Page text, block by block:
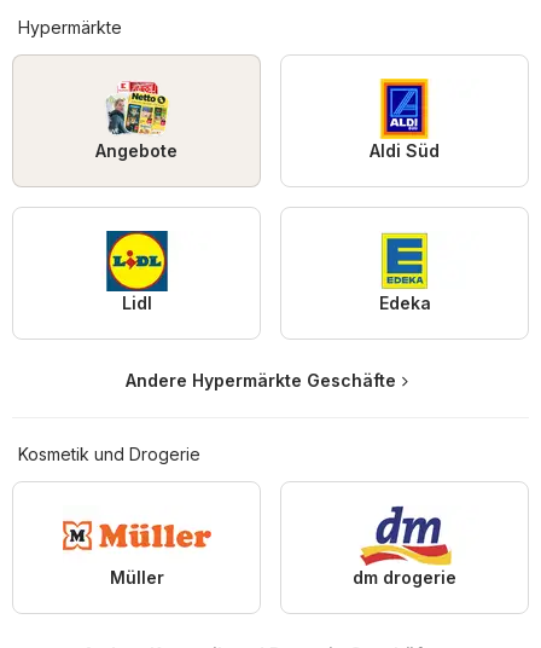
Hypermärkte
Angebote Aldi Süd
Lidl Edeka
Andere Hypermärkte Geschäfte
Kosmetik und Drogerie
Müller dm drogerie